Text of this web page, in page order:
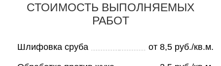
СТОИМОСТЬ ВЫПОЛНЯЕМЫХ
РАБОТ
Шлифовка сруба от 8,5 руб./кв.м.